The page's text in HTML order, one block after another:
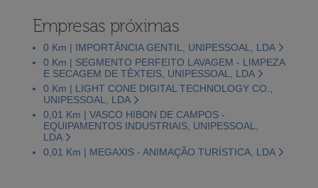
Empresas próximas
0 Km | IMPORTÂNCIA GENTIL, UNIPESSOAL, LDA
0 Km | SEGMENTO PERFEITO LAVAGEM - LIMPEZA
E SECAGEM DE TÊXTEIS, UNIPESSOAL, LDA
0 Km | LIGHT CONE DIGITAL TECHNOLOGY CO.,
UNIPESSOAL, LDA
0,01 Km | VASCO HIBON DE CAMPOS -
EQUIPAMENTOS INDUSTRIAIS, UNIPESSOAL,
LDA
0,01 Km | MEGAXIS - ANIMAÇÃO TURÍSTICA, LDA